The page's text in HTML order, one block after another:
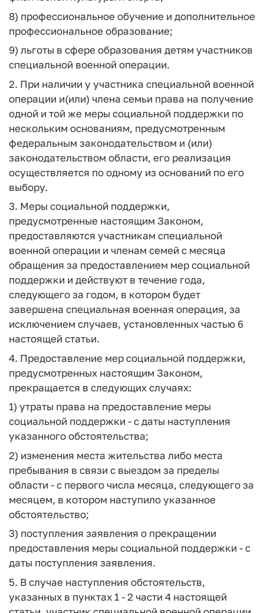
8) профессиональное обучение и дополнительное
профессиональное образование;
9) льготы в сфере образования детям участников
специальной военной операции.
2. При наличии у участника специальной военной
операции и(или) члена семьи права на получение
одной и той же меры социальной поддержки по
нескольким основаниям, предусмотренным
федеральным законодательством и (или)
законодательством области, его реализация
осуществляется по одному из оснований по его
выбору.
3. Меры социальной поддержки,
предусмотренные настоящим Законом,
предоставляются участникам специальной
военной операции и членам семей с месяца
обращения за предоставлением мер социальной
поддержки и действуют в течение года,
следующего за годом, в котором будет
завершена специальная военная операция, за
исключением случаев, установленных частью 6
настоящей статьи.
4. Предоставление мер социальной поддержки,
предусмотренных настоящим Законом,
прекращается в следующих случаях:
1) утраты права на предоставление меры
социальной поддержки - с даты наступления
указанного обстоятельства;
2) изменения места жительства либо места
пребывания в связи с выездом за пределы
области - с первого числа месяца, следующего за
месяцем, в котором наступило указанное
обстоятельство;
3) поступления заявления о прекращении
предоставления меры социальной поддержки - с
даты поступления заявления.
5. В случае наступления обстоятельств,
указанных в пунктах 1 - 2 части 4 настоящей